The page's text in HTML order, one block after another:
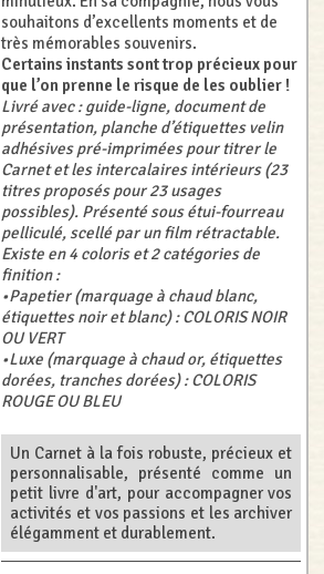
souhaitons d’excellents moments et de
très mémorables souvenirs.
Certains instants sont trop précieux pour
que l’on prenne le risque de les oublier !
Livré avec : guide-ligne, document de
présentation, planche d’étiquettes velin
adhésives pré-imprimées pour titrer le
Carnet et les intercalaires intérieurs (23
titres proposés pour 23 usages
possibles). Présenté sous étui-fourreau
pelliculé, scellé par un film rétractable.
Existe en 4 coloris et 2 catégories de
finition :
•Papetier (marquage à chaud blanc,
étiquettes noir et blanc) : COLORIS NOIR
OU VERT
•Luxe (marquage à chaud or, étiquettes
dorées, tranches dorées) : COLORIS
ROUGE OU BLEU
Un Carnet à la fois robuste, précieux et
personnalisable, présenté comme un
petit livre d'art, pour accompagner vos
activités et vos passions et les archiver
élégamment et durablement.